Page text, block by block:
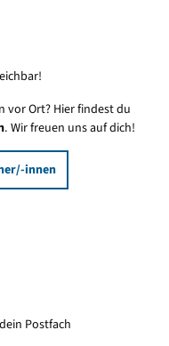
vor Ort? Hier findest du
. Wir freuen uns auf dich!
innen
Postfach